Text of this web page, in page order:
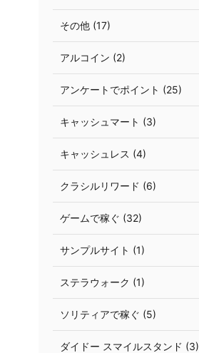
その他 (17)
アルコイン (2)
アンケートでポイント (25)
キャッシュマート (3)
キャッシュレス (4)
クラシルリワード (6)
ゲームで稼ぐ (32)
サンプルサイト (1)
ステラウォーク (1)
ソリティアで稼ぐ (5)
ダイドー スマイルスタンド (3)